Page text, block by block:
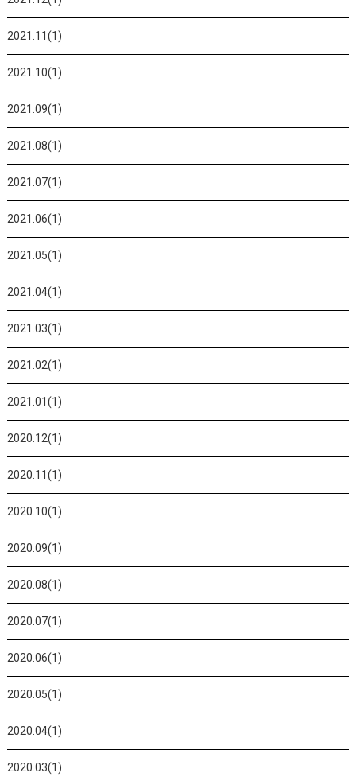
2021.11(1)
2021.10(1)
2021.09(1)
2021.08(1)
2021.07(1)
2021.06(1)
2021.05(1)
2021.04(1)
2021.03(1)
2021.02(1)
2021.01(1)
2020.12(1)
2020.11(1)
2020.10(1)
2020.09(1)
2020.08(1)
2020.07(1)
2020.06(1)
2020.05(1)
2020.04(1)
2020.03(1)